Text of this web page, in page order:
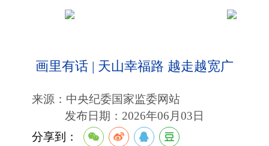
画里有话 | 天山幸福路 越走越宽广
来源：中央纪委国家监委网站
发布日期：2026年06月03日
分享到：